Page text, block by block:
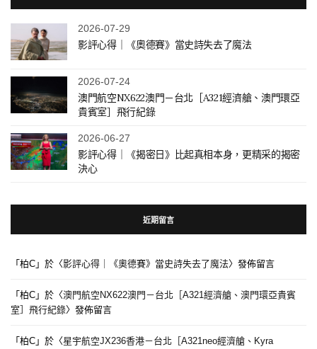
2026-07-29
影評心得｜《奧德賽》當史詩失去了魔法
2026-07-24
澳門航空NX622澳門－台北［A321經濟艙、澳門環亞
貴賓室］飛行紀錄
2026-06-27
影評心得｜《揭密日》比起真相本身，更精采的揭密
決心
近期留言
「 柏C 」於〈影評心得｜《奧德賽》當史詩失去了魔法〉發佈留言
「 柏C 」於〈澳門航空NX622澳門－台北［A321經濟艙、澳門環亞貴賓
室］飛行紀錄〉發佈留言
「 柏C 」於〈星宇航空JX236香港－台北［A321neo經濟艙、Kyra